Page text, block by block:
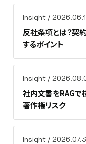
Insight /
反社条項とは？契
するポイント
Insight /
社内文書をRAGで
著作権リスク
Insight /